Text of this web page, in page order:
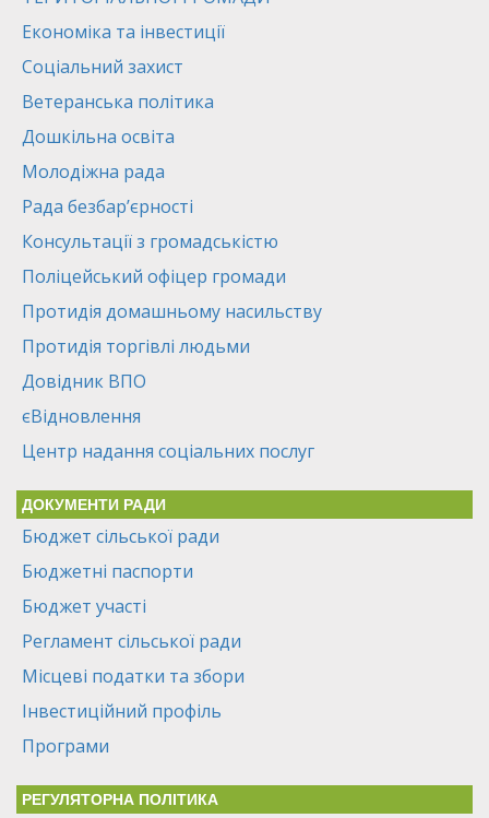
Економіка та інвестиції
Соціальний захист
Ветеранська політика
Дошкільна освіта
Молодіжна рада
Рада безбар’єрності
Консультації з громадськістю
Поліцейський офіцер громади
Протидія домашньому насильству
Протидія торгівлі людьми
Довідник ВПО
єВідновлення
Центр надання соціальних послуг
ДОКУМЕНТИ РАДИ
Бюджет сільської ради
Бюджетні паспорти
Бюджет участі
Регламент сільської ради
Місцеві податки та збори
Інвестиційний профіль
Програми
РЕГУЛЯТОРНА ПОЛІТИКА